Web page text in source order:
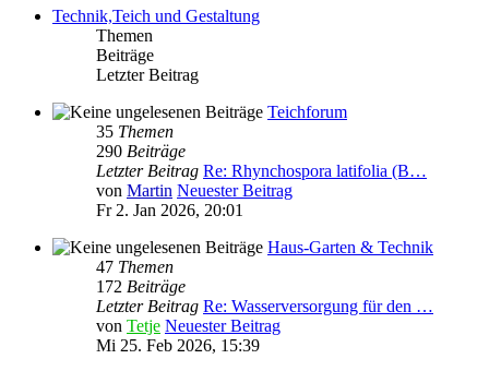
Technik,Teich und Gestaltung
Themen
Beiträge
Letzter Beitrag
Teichforum
35 Themen
290 Beiträge
Letzter Beitrag Re: Rhynchospora latifolia (B…
von Martin Neuester Beitrag
Fr 2. Jan 2026, 20:01
Haus-Garten & Technik
47 Themen
172 Beiträge
Letzter Beitrag Re: Wasserversorgung für den …
von Tetje Neuester Beitrag
Mi 25. Feb 2026, 15:39